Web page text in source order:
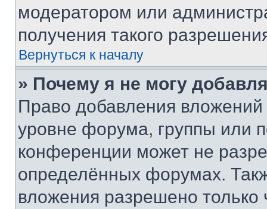
модератором или
получения такого
Вернуться к началу
» Почему я не могу
Право добавления
уровне форума, группы или
конференции может не
определённых форумах.
вложения разрешено